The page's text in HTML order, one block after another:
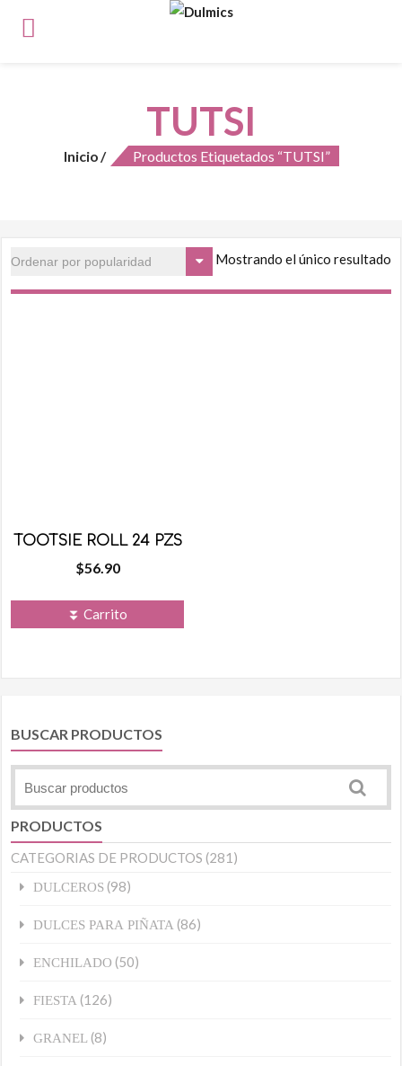
TUTSI
Inicio Productos Etiquetados “TUTSI”
Mostrando el único resultado
TOOTSIE ROLL 24 PZS
$56.90
⏬ Carrito
BUSCAR PRODUCTOS
PRODUCTOS
CATEGORIAS DE PRODUCTOS (281)
DULCEROS (98)
DULCES PARA PIÑATA (86)
ENCHILADO (50)
FIESTA (126)
GRANEL (8)